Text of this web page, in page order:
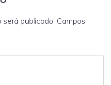
publicado. Campos